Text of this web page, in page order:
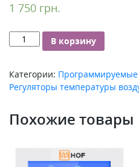
1 750 грн.
Количество
Терморегулятор
New
В корзину
Категории: Программируемые
Регуляторы температуры
Похожие товары